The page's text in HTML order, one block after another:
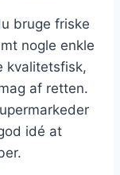
bruge friske
nogle enkle
kvalitetsfisk,
af retten.
idé at